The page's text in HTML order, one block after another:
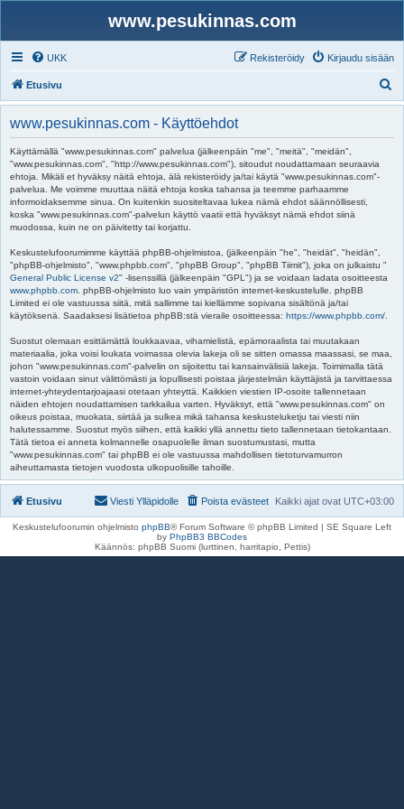
www.pesukinnas.com
UKK Kirjaudu sisään
Rekisteröidy
Etusivu
t
www.pesukinnas.com - Käyttöehdot
Käyttämällä "www.pesukinnas.com" palvelua (jälkeenpäin "me", "meitä", "meidän",
"www.pesukinnas.com", "http://www.pesukinnas.com"), sitoudut noudattamaan seuraavia
ehtoja. Mikäli et hyväksy näitä ehtoja, älä rekisteröidy ja/tai käytä "www.pesukinnas.com"-
palvelua. Me voimme muuttaa näitä ehtoja koska tahansa ja teemme parhaamme
informoidaksemme sinua. On kuitenkin suositeltavaa lukea nämä ehdot säännöllisesti,
koska "www.pesukinnas.com"-palvelun käyttö vaatii että hyväksyt nämä ehdot siinä
muodossa, kuin ne on päivitetty tai korjattu.
Keskustelufoorumimme käyttää phpBB-ohjelmistoa, (jälkeenpäin "he", "heidät", "heidän",
"phpBB-ohjelmisto", "www.phpbb.com", "phpBB Group", "phpBB Tiimit"), joka on julkaistu "
General Public License v2" -lisenssillä (jälkeenpäin "GPL") ja se voidaan ladata osoitteesta
www.phpbb.com . phpBB-ohjelmisto luo vain ympäristön internet-keskustelulle. phpBB
Limited ei ole vastuussa siitä, mitä sallimme tai kiellämme sopivana sisältönä ja/tai
käytöksenä. Saadaksesi lisätietoa phpBB:stä vieraile osoitteessa: https://www.phpbb.com/
Suostut olemaan esittämättä loukkaavaa, vihamielistä, epämoraalista tai muutakaan
materiaalia, joka voisi loukata voimassa olevia lakeja oli se sitten omassa maassasi, se maa,
johon "www.pesukinnas.com"-palvelin on sijoitettu tai kansainvälisiä lakeja. Toimimalla tätä
vastoin voidaan sinut välittömästi ja lopullisesti poistaa järjestelmän käyttäjistä ja tarvittaessa
internet-yhteydentarjoajaasi otetaan yhteyttä. Kaikkien viestien IP-osoite tallennetaan
näiden ehtojen noudattamisen tarkkailua varten. Hyväksyt, että "www.pesukinnas.com" on
oikeus poistaa, muokata, siirtää ja sulkea mikä tahansa keskusteluketju tai viesti niin
halutessamme. Suostut myös siihen, että kaikki yllä annettu tieto tallennetaan tietokantaan.
Tätä tietoa ei anneta kolmannelle osapuolelle ilman suostumustasi, mutta
"www.pesukinnas.com" tai phpBB ei ole vastuussa mahdollisen tietoturvamurron
aiheuttamasta tietojen vuodosta ulkopuolisille tahoille.
Etusivu Kaikki ajat ovat UTC+03:00
Poista evästeet
Viesti Ylläpidolle
Keskustelufoorumin ohjelmisto phpBB® Forum Software © phpBB Limited | SE Square Left
by PhpBB3 BBCodes
Käännös: phpBB Suomi (lurttinen, harritapio, Pettis)